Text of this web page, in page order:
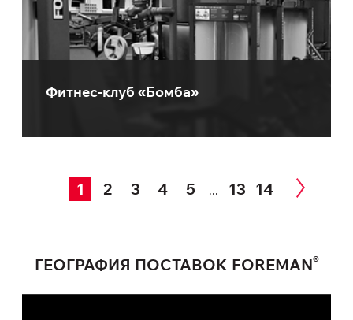
Фитнес-клуб «Бомба»
1 2 3 4 5 ... 13 14
ГЕОГРАФИЯ ПОСТАВОК FOREMAN®